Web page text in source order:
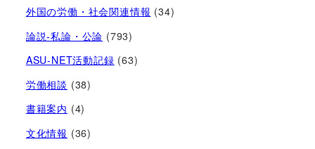
外国の労働・社会関連情報 (34)
論説-私論・公論 (793)
ASU-NET活動記録 (63)
労働相談 (38)
書籍案内 (4)
文化情報 (36)